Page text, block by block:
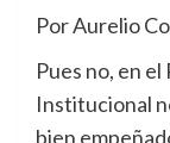
Por Aurelio
Pues no, en
Institucional
bien